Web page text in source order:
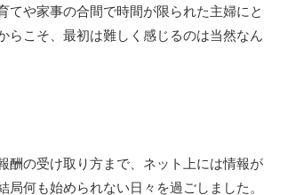
てや家事の合間で時間が限られた主婦にと
らこそ、最初は難しく感じるのは当然なん
酬の受け取り方まで、ネット上には情報が
何も始められない日々を過ごしました。